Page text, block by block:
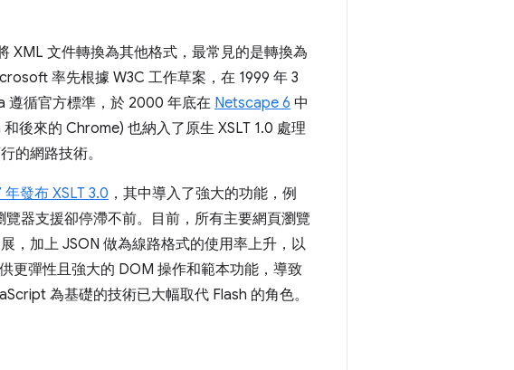
XML 文件轉換為其他格式，最常見的是轉換為
率先根據 W3C 工作草案，在 1999 年 3
遵循官方標準，於 2000 年底在 Netscape 6 中
後來的 Chrome) 也納入了原生 XSLT 1.0 處理
的網路技術。
年發布 XSLT 3.0 ，其中導入了強大的功能，例
器支援卻停滯不前。目前，所有主要網頁瀏覽
，加上 JSON 做為線路格式的使用率上升，以
更彈性且強大的 DOM 操作和範本功能，導致
為基礎的技術已大幅取代 Flash 的角色。